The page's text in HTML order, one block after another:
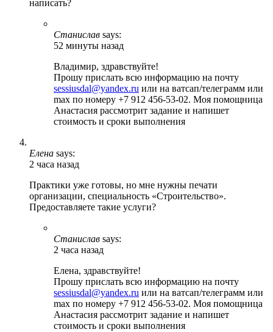
написать?
Станислав says:
52 минуты назад
Владимир, здравствуйте!
Прошу прислать всю информацию на почту
sessiusdal@yandex.ru или на ватсап/телеграмм или
max по номеру +7 912 456-53-02. Моя помощница
Анастасия рассмотрит задание и напишет
стоимость и сроки выполнения
Елена says:
2 часа назад
Практики уже готовы, но мне нужны печати
организации, специальность «Строительство».
Предоставляете такие услуги?
Станислав says:
2 часа назад
Елена, здравствуйте!
Прошу прислать всю информацию на почту
sessiusdal@yandex.ru или на ватсап/телеграмм или
max по номеру +7 912 456-53-02. Моя помощница
Анастасия рассмотрит задание и напишет
стоимость и сроки выполнения